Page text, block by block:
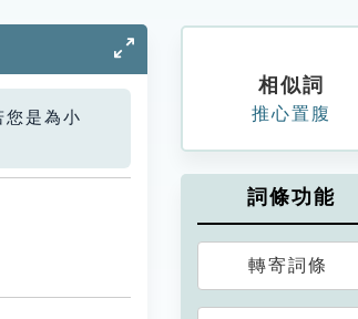
您是為小
相似詞
推心置腹
詞條功能
轉寄詞條